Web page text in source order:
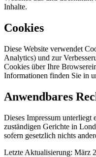
Inhalte.
Cookies
Diese Website verwendet
Analytics) und zur
Cookies über Ihre
Informationen finden Sie in
Anwendbares
Dieses Impressum
zuständigen Gerichte in
sofern gesetzlich nichts
Letzte Aktualisierung: März